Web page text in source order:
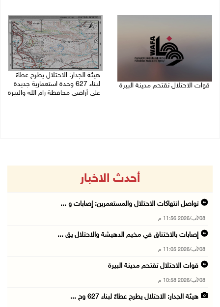
قوات الاحتلال تقتحم مدينة البيرة
هيئة الجدار: الاحتلال يطرح عطاءً
لبناء 627 وحدة استعمارية جديدة
على أراضي محافظة رام الله والبيرة
أحدث الاخبار
تواصل انتهاكات الاحتلال والمستعمرين: إصابات و ...
08/آب/2026 11:56 م
إصابات بالاختناق في مخيم الدهيشة والاحتلال يق ...
08/آب/2026 11:05 م
قوات الاحتلال تقتحم مدينة البيرة
08/آب/2026 10:58 م
هيئة الجدار: الاحتلال يطرح عطاءً لبناء 627 وح ...